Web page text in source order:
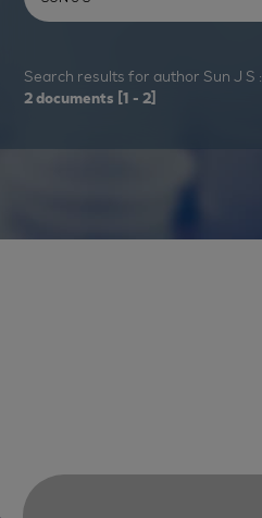
Search results for author Sun J S :
2 documents [1 - 2]